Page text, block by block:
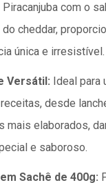
com o
cheddar,
única e irresistível.
Versátil: Ideal para
desde
mais elaborados,
e saboroso.
Sachê de 400g: